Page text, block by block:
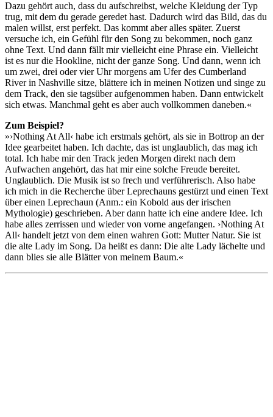
Dazu gehört auch, dass du aufschreibst, welche Kleidung der Typ
trug, mit dem du gerade geredet hast. Dadurch wird das Bild, das du
malen willst, erst perfekt. Das kommt aber alles später. Zuerst
versuche ich, ein Gefühl für den Song zu bekommen, noch ganz
ohne Text. Und dann fällt mir vielleicht eine Phrase ein. Vielleicht
ist es nur die Hookline, nicht der ganze Song. Und dann, wenn ich
um zwei, drei oder vier Uhr morgens am Ufer des Cumberland
River in Nashville sitze, blättere ich in meinen Notizen und singe zu
dem Track, den sie tagsüber aufgenommen haben. Dann entwickelt
sich etwas. Manchmal geht es aber auch vollkommen daneben.«
Zum Beispiel?
»›Nothing At All‹ habe ich erstmals gehört, als sie in Bottrop an der
Idee gearbeitet haben. Ich dachte, das ist unglaublich, das mag ich
total. Ich habe mir den Track jeden Morgen direkt nach dem
Aufwachen angehört, das hat mir eine solche Freude bereitet.
Unglaublich. Die Musik ist so frech und verführerisch. Also habe
ich mich in die Recherche über Leprechauns gestürzt und einen Text
über einen Leprechaun (Anm.: ein Kobold aus der irischen
Mythologie) geschrieben. Aber dann hatte ich eine andere Idee. Ich
habe alles zerrissen und wieder von vorne angefangen. ›Nothing At
All‹ handelt jetzt von dem einen wahren Gott: Mutter Natur. Sie ist
die alte Lady im Song. Da heißt es dann: Die alte Lady lächelte und
dann blies sie alle Blätter von meinem Baum.«